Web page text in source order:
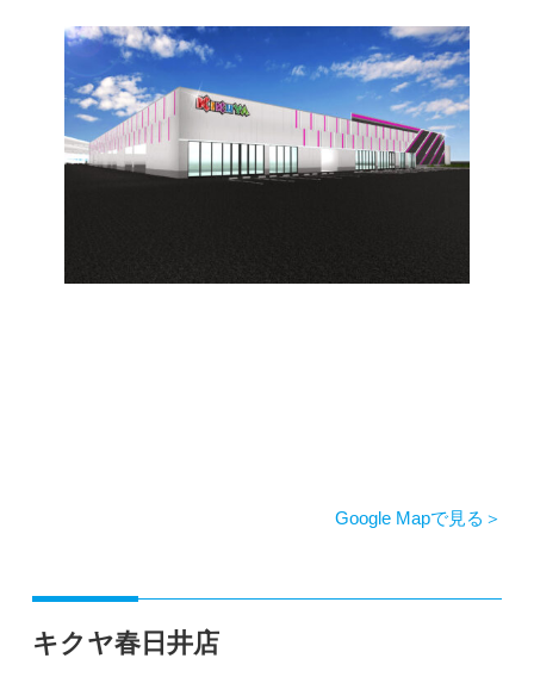
Google Mapで見る
キクヤ春日井店